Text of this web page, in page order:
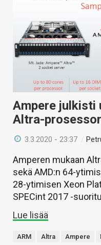
Ampere julkisti
Altra-
3.3.2020 - 23:37 /
Amperen mukaan
sekä AMD:n 64-
28-ytimisen Xeon
SPECint 2017 -
Lue lisää
ARM Altra Ampere